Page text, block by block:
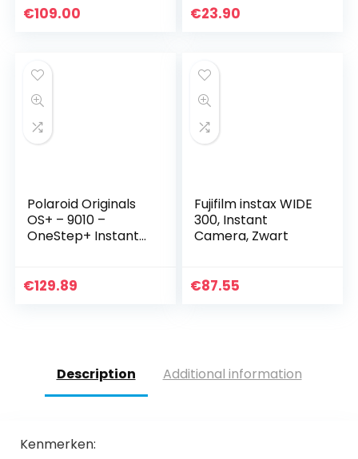
€109.00 €23.90
Polaroid Originals
OS+ – 9010 –
OneStep+ Instant
€129.89
Fujifilm instax WIDE
300, Instant
Camera, Zwart
€87.55
Description Additional information
Kenmerken: